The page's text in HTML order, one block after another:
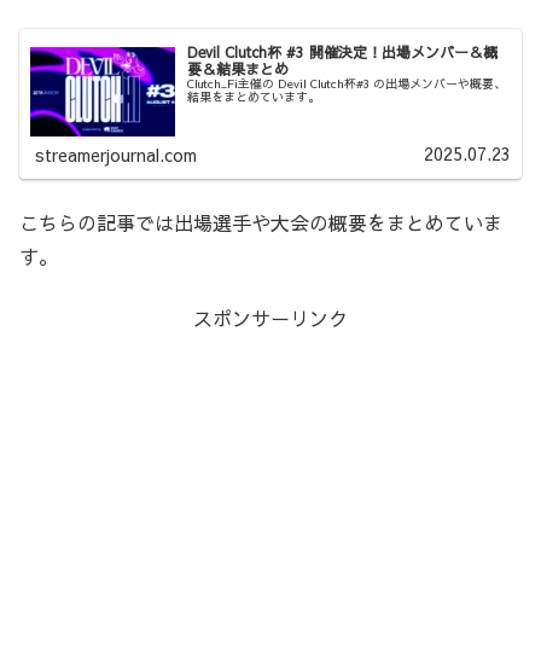
Devil Clutch杯 #3 開催決定！出場メンバー＆概
要＆結果まとめ
Clutch_Fi主催の Devil Clutch杯#3 の出場メンバーや概要、
結果をまとめています。
streamerjournal.com 2025.07.23
こちらの記事では出場選手や大会の概要をまとめていま
す。
スポンサーリンク